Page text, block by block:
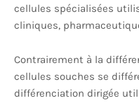
cellules spécialisées
cliniques,
Contrairement à la
cellules souches se
différenciation dirigée